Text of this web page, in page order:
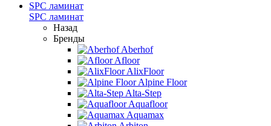
SPC ламинат
SPC ламинат
Назад
Бренды
Aberhof
Afloor
AlixFloor
Alpine Floor
Alta-Step
Aquafloor
Aquamax